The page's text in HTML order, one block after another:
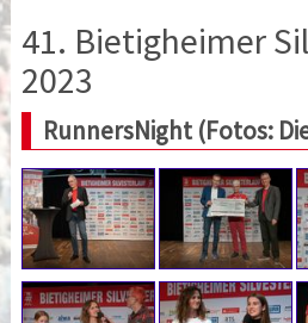
41. Bietigheimer
2023
RunnersNight (Fotos: